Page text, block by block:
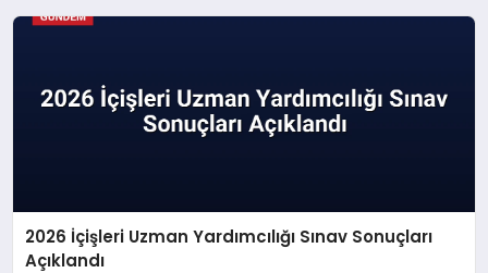
2026 İçişleri Uzman Yardımcılığı Sınav Sonuçları
Açıklandı